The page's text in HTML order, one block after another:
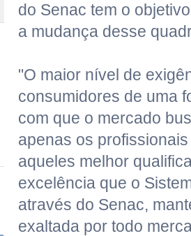
do Senac tem o
a mudança desse
"O maior nível de
consumidores de uma
com que o mercado
apenas os
aqueles melhor
excelência que o
através do Senac,
exaltada por todo